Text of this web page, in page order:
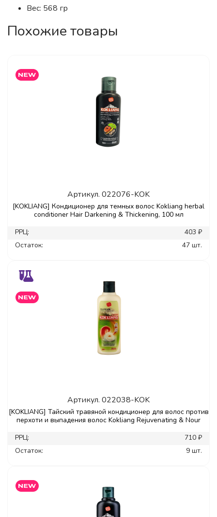
Вес: 568 гр
Похожие товары
Артикул. 022076-KOK
[KOKLIANG] Кондиционер для темных волос Kokliang herbal
conditioner Hair Darkening & Thickening, 100 мл
РРЦ:
403 ₽
Остаток:
47 шт.
Артикул. 022038-KOK
[KOKLIANG] Тайский травяной кондиционер для волос против
перхоти и выпадения волос Kokliang Rejuvenating & Nour
РРЦ:
710 ₽
Остаток:
9 шт.